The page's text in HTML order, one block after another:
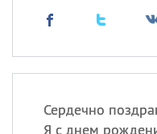
Сердечно
Я с днем